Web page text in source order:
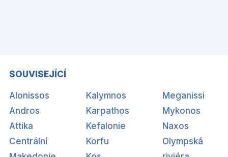
SOUVISEJÍCÍ
Alonissos
Andros
Attika
Centrální
Kalymnos
Karpathos
Kefalonie
Korfu
Meganissi
Mykonos
Naxos
Olympská